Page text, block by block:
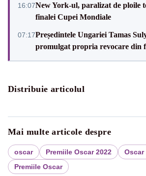
16:07New York-ul, paralizat de ploile
finalei Cupei Mondiale
07:17Președintele Ungariei Tamas
promulgat propria revocare din
Distribuie articolul
Mai multe articole despre
oscar Premiile Oscar 2022
Oscar
Premiile Oscar